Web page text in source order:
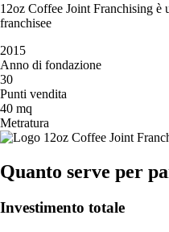
12oz Coffee Joint Franchising è
franchisee
2015
Anno di fondazione
30
Punti vendita
40 mq
Metratura
Quanto serve per
Investimento totale